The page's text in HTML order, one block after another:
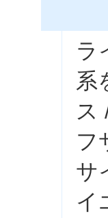
ラ
系
ス
フ
サ
イ